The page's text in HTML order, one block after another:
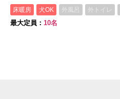
床暖房 犬OK 外風呂 外トイレ
最大定員： 10名